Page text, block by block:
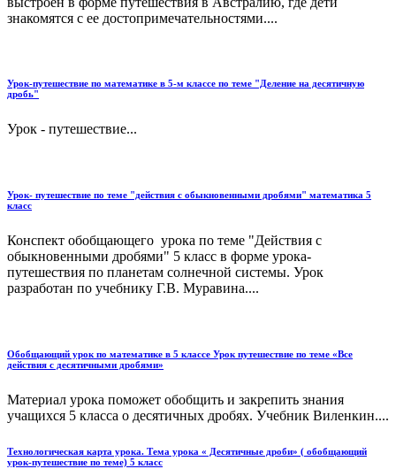
знакомятся с ее достопримечательностями....
Урок-путешествие по математике в 5-м классе по теме "Деление на десятичную
дробь"
Урок - путешествие...
Урок- путешествие по теме "действия с обыкновенными дробями" математика 5
класс
Конспект обобщающего урока по теме "Действия с
обыкновенными дробями" 5 класс в форме урока-
путешествия по планетам солнечной системы. Урок
разработан по учебнику Г.В. Муравина....
Обобщающий урок по математике в 5 классе Урок путешествие по теме «Все
действия с десятичными дробями»
Материал урока поможет обобщить и закрепить знания
учащихся 5 класса о десятичных дробях. Учебник Виленкин....
Технологическая карта урока. Тема урока « Десятичные дроби» ( обобщающий
урок-путешествие по теме) 5 класс